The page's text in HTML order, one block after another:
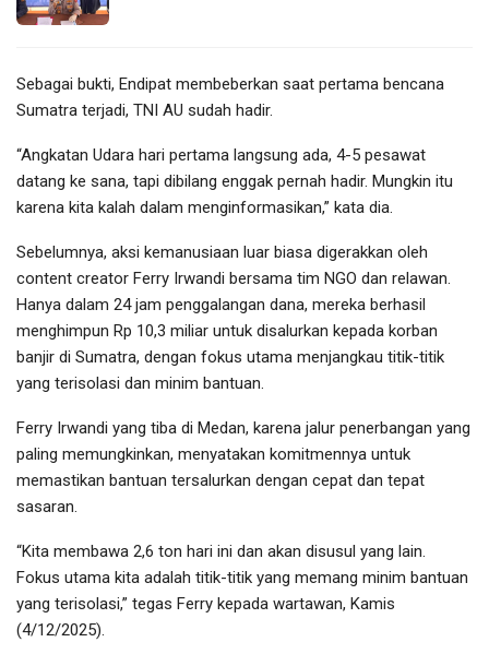
Sebagai bukti, Endipat membeberkan saat pertama bencana
Sumatra terjadi, TNI AU sudah hadir.
“Angkatan Udara hari pertama langsung ada, 4-5 pesawat
datang ke sana, tapi dibilang enggak pernah hadir. Mungkin itu
karena kita kalah dalam menginformasikan,” kata dia.
Sebelumnya, aksi kemanusiaan luar biasa digerakkan oleh
content creator Ferry Irwandi bersama tim NGO dan relawan.
Hanya dalam 24 jam penggalangan dana, mereka berhasil
menghimpun Rp 10,3 miliar untuk disalurkan kepada korban
banjir di Sumatra, dengan fokus utama menjangkau titik-titik
yang terisolasi dan minim bantuan.
Ferry Irwandi yang tiba di Medan, karena jalur penerbangan yang
paling memungkinkan, menyatakan komitmennya untuk
memastikan bantuan tersalurkan dengan cepat dan tepat
sasaran.
“Kita membawa 2,6 ton hari ini dan akan disusul yang lain.
Fokus utama kita adalah titik-titik yang memang minim bantuan
yang terisolasi,” tegas Ferry kepada wartawan, Kamis
(4/12/2025).